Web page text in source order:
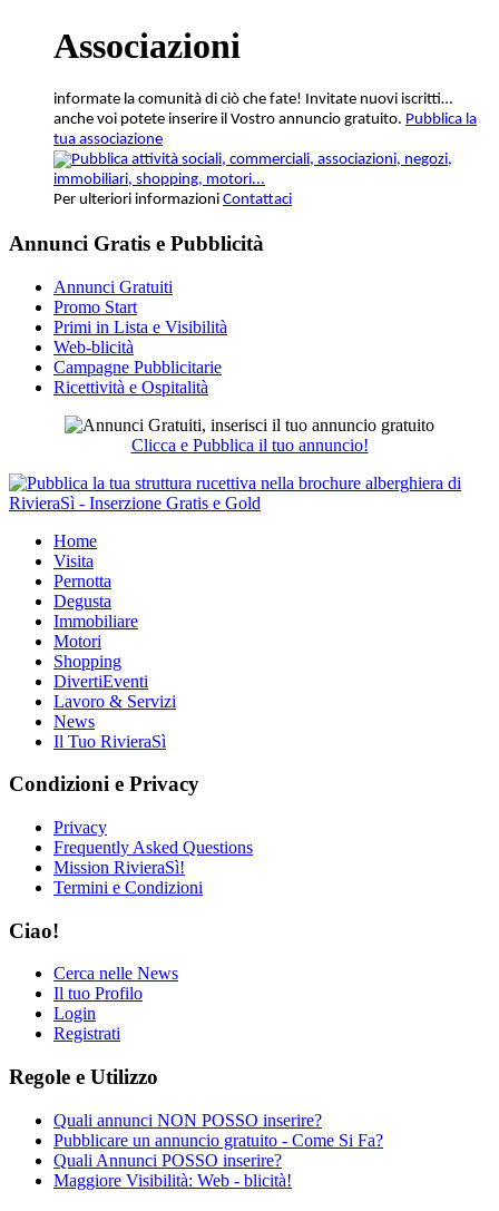
Associazioni
informate la comunità di ciò che fate! Invitate nuovi iscritti…
anche voi potete inserire il Vostro annuncio gratuito. Pubblica la
tua associazione
Per ulteriori informazioni Contattaci
Annunci Gratis e Pubblicità
Annunci Gratuiti
Promo Start
Primi in Lista e Visibilità
Web-blicità
Campagne Pubblicitarie
Ricettività e Ospitalità
Clicca e Pubblica il tuo annuncio!
Home
Visita
Pernotta
Degusta
Immobiliare
Motori
Shopping
DivertiEventi
Lavoro & Servizi
News
Il Tuo RivieraSì
Condizioni e Privacy
Privacy
Frequently Asked Questions
Mission RivieraSì!
Termini e Condizioni
Ciao!
Cerca nelle News
Il tuo Profilo
Login
Registrati
Regole e Utilizzo
Quali annunci NON POSSO inserire?
Pubblicare un annuncio gratuito - Come Si Fa?
Quali Annunci POSSO inserire?
Maggiore Visibilità: Web - blicità!